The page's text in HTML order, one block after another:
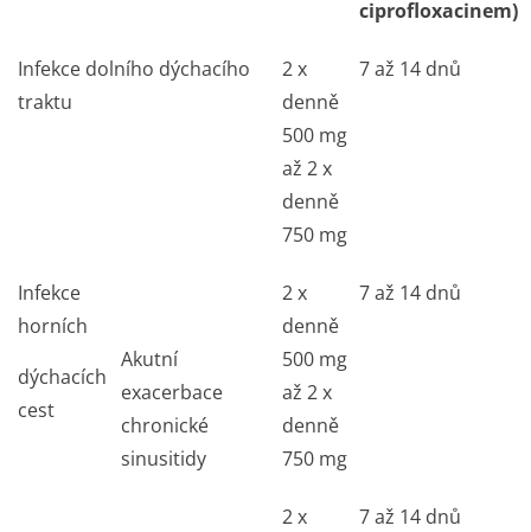
ciprofloxacinem)
Infekce dolního dýchacího
traktu
2 x
denně
500 mg
až 2 x
denně
750 mg
7 až 14 dnů
Infekce
horních
dýchacích
cest
Akutní
exacerbace
chronické
sinusitidy
2 x
denně
500 mg
až 2 x
denně
750 mg
7 až 14 dnů
2 x
7 až 14 dnů